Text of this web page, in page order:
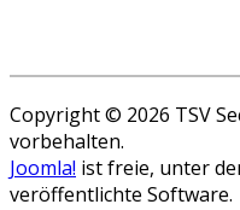
Copyright © 2026 TSV
vorbehalten.
Joomla! ist freie, unter
veröffentlichte Software.